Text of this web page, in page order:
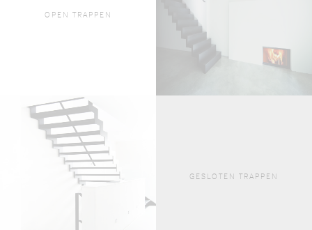
OFFERTE AANVRAGEN
OPEN TRAPPEN
GESLOTEN TRAPPEN